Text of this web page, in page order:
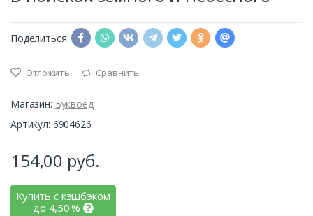
Поделиться:
Отложить Сравнить
Магазин: Буквоед
Артикул: 6904626
154,00 руб.
Купить с кэшбэком
до 4,50%